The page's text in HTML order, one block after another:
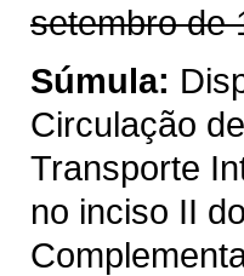
setembro de
Súmula:
Circulação
Transporte
no inciso II